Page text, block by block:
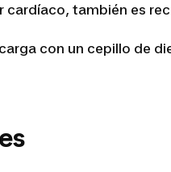
cardíaco, también es
con un cepillo de